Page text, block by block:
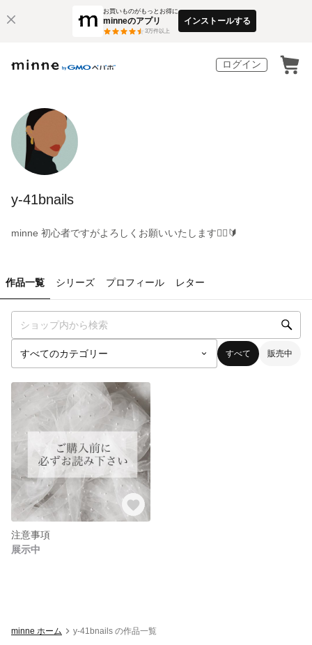
お買いものがもっとお得に
minneのアプリ
3万件以上
インストールする
ログイン
y-41bnails
minne 初心者ですがよろしくお願いいたします🙇‍♀️🔰
作品一覧 シリーズ プロフィール レター
すべて 販売中
注意事項
展示中
minne ホーム y-41bnails の作品一覧